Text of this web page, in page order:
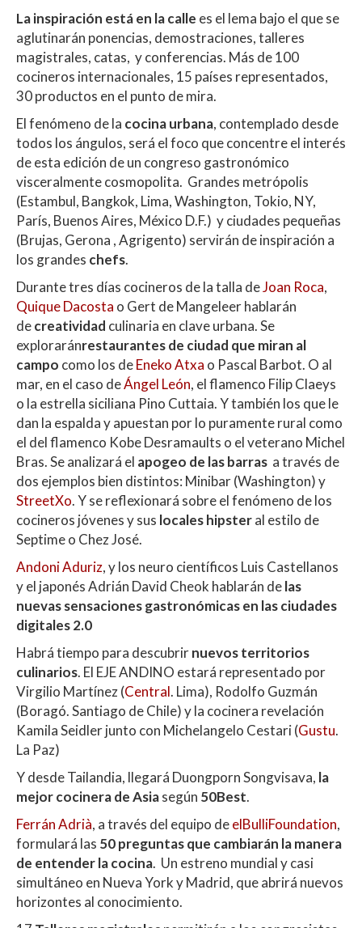
La inspiración está en la calle es el lema bajo el que se
aglutinarán ponencias, demostraciones, talleres
magistrales, catas, y conferencias. Más de 100
cocineros internacionales, 15 países representados,
30 productos en el punto de mira.
El fenómeno de la cocina urbana, contemplado desde
todos los ángulos, será el foco que concentre el interés
de esta edición de un congreso gastronómico
visceralmente cosmopolita. Grandes metrópolis
(Estambul, Bangkok, Lima, Washington, Tokio, NY,
París, Buenos Aires, México D.F.) y ciudades pequeñas
(Brujas, Gerona , Agrigento) servirán de inspiración a
los grandes chefs.
Durante tres días cocineros de la talla deJoan Roca,
Quique Dacosta o Gert de Mangeleer hablarán
decreatividad culinaria en clave urbana. Se
exploraránrestaurantes de ciudad que miran al
campo como los deEneko Atxa o Pascal Barbot. O al
mar, en el caso deÁngel León, el flamenco Filip Claeys
o la estrella siciliana Pino Cuttaia. Y también los que le
dan la espalda y apuestan por lo puramente rural como
el del flamenco Kobe Desramaults o el veterano Michel
Bras. Se analizará el apogeo de las barras a través de
dos ejemplos bien distintos: Minibar (Washington) y
StreetXo. Y se reflexionará sobre el fenómeno de los
cocineros jóvenes y sus locales hipsteral estilo de
Septime o Chez José.
Andoni Aduriz, y los neuro científicos Luis Castellanos
y el japonés Adrián David Cheok hablarán delas
nuevas sensaciones gastronómicas en las ciudades
digitales 2.0
Habrá tiempo para descubrirnuevos territorios
culinarios. El EJE ANDINO estará representado por
Virgilio Martínez (Central. Lima), Rodolfo Guzmán
(Boragó. Santiago de Chile) y la cocinera revelación
Kamila Seidler junto con Michelangelo Cestari (Gustu.
La Paz)
Y desde Tailandia, llegará Duongporn Songvisava, la
mejor cocinera de Asiasegún 50Best.
Ferrán Adrià, a través del equipo deelBulliFoundation,
formulará las 50 preguntas que cambiarán la manera
de entender la cocina. Un estreno mundial y casi
simultáneo en Nueva York y Madrid, que abrirá nuevos
horizontes al conocimiento.